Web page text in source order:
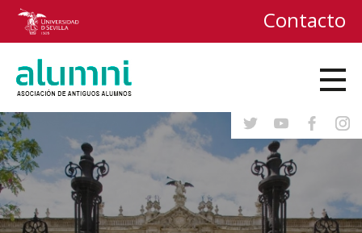
Contacto